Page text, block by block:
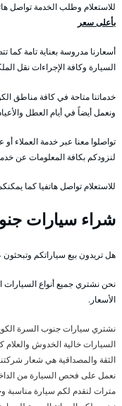
للاستعلام وطلب الخدمة تواصل
بأعلى سعر
أسعارنا مدروسة بعناية تامة
السيارة وكافة الإجراءات نقل
خدماتنا متاحة في كافة مناطق
ونعمل أيضاً في أيام العطل
تواصلوا معنا عبر خدمة العملاء
لنزودكم بكافة المعلومات عن
للاستعلام تواصل هاتفيا كما
شراء سيارات
هل تريدون بيع سياراتكم
نحن نشتري جميع أنواع السيارات
الأسعار.
نشتري سيارات جنوب السرة
السيارات خالية الخدوش والعلام
الثقة والمصداقية هي شعار
نعمل على فحص السيارة من
مترات لنقدم لكم سيارة مناسبة